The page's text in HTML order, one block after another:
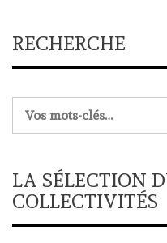
RECHERCHE
LA SÉLECTION
COLLECTIVITÉS